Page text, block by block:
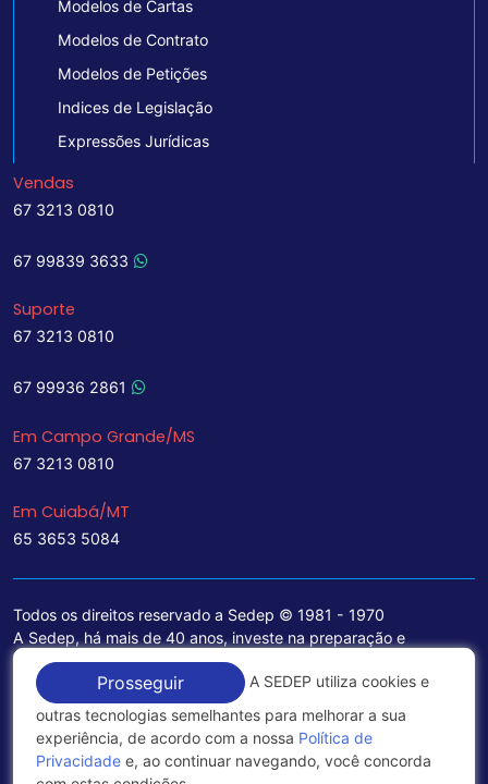
Modelos de Cartas
Modelos de Contrato
Modelos de Petições
Indices de Legislação
Expressões Jurídicas
Vendas
67 3213 0810
67 99839 3633
Suporte
67 3213 0810
67 99936 2861
Em Campo Grande/MS
67 3213 0810
Em Cuiabá/MT
65 3653 5084
Todos os direitos reservado a Sedep © 1981 - 1970
A Sedep, há mais de 40 anos, investe na preparação e
treinamento de funcionários e na aquisição de tecnologia de
ponta para a ampliação de seu portfólio de serviços voltados
para a área jurídica, que contemplam informações seguras e
excelentes soluções empresariais.
Política de Privacidade
Prosseguir
A SEDEP utiliza cookies e
outras tecnologias semelhantes para melhorar a sua
experiência, de acordo com a nossa Política de
Privacidade e, ao continuar navegando, você concorda